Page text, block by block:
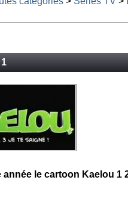
année le cartoon Kaelou 1